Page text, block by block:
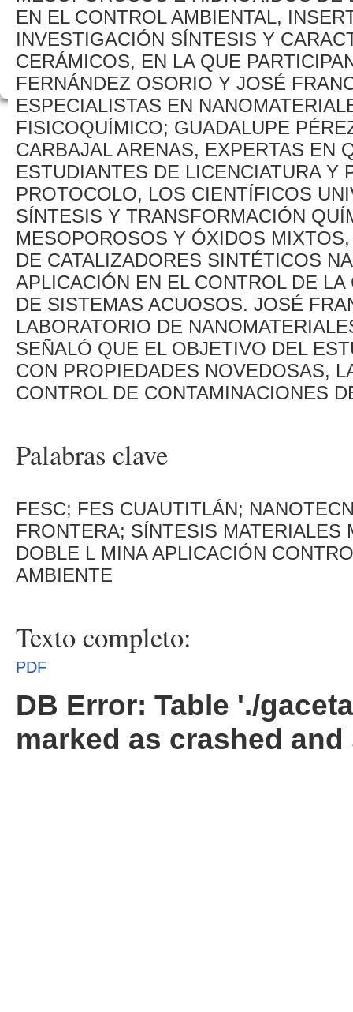
EN EL CONTROL AMBIENTAL,
INVESTIGACIÓN SÍNTESIS Y
CERÁMICOS, EN LA QUE
FERNÁNDEZ OSORIO Y JOSÉ
ESPECIALISTAS EN
FISICOQUÍMICO; GUADALUPE
CARBAJAL ARENAS, EXPERTAS EN
ESTUDIANTES DE LICENCIATURA Y
PROTOCOLO, LOS CIENTÍFICOS
SÍNTESIS Y TRANSFORMACIÓN
MESOPOROSOS Y ÓXIDOS
DE CATALIZADORES SINTÉTICOS
APLICACIÓN EN EL CONTROL DE
DE SISTEMAS ACUOSOS. JOSÉ
LABORATORIO DE
SEÑALÓ QUE EL OBJETIVO DEL
CON PROPIEDADES NOVEDOSAS,
CONTROL DE CONTAMINACIONES
Palabras clave
FESC; FES CUAUTITLÁN;
FRONTERA; SÍNTESIS
DOBLE L MINA APLICACIÓN
AMBIENTE
Texto completo:
PDF
DB Error: Table './
marked as crashed